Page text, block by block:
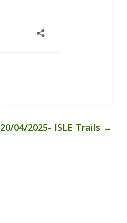
20/04/2025- ISLE Trails →